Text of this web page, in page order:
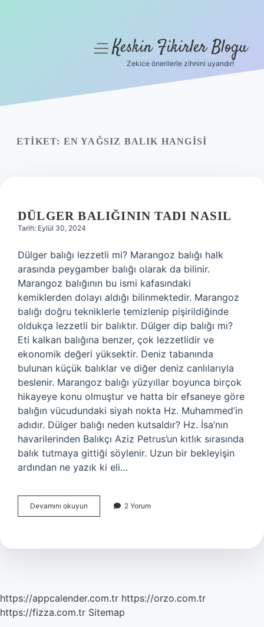
Yasal Uyarı
menüyüKeskin Fikirler Blogu
Zekice önerilerle zihnini uyandır!
ETIKET: EN YAĞSIZ BALIK HANGISI
DÜLGER BALIĞININ TADI NASIL
Tarih: Eylül 30, 2024
Dülger balığı lezzetli mi? Marangoz balığı halk
arasında peygamber balığı olarak da bilinir.
Marangoz balığının bu ismi kafasındaki
kemiklerden dolayı aldığı bilinmektedir. Marangoz
balığı doğru tekniklerle temizlenip pişirildiğinde
oldukça lezzetli bir balıktır. Dülger dip balığı mı?
Eti kalkan balığına benzer, çok lezzetlidir ve
ekonomik değeri yüksektir. Deniz tabanında
bulunan küçük balıklar ve diğer deniz canlılarıyla
beslenir. Marangoz balığı yüzyıllar boyunca birçok
hikayeye konu olmuştur ve hatta bir efsaneye göre
balığın vücudundaki siyah nokta Hz. Muhammed’in
adıdır. Dülger balığı neden kutsaldır? Hz. İsa’nın
havarilerinden Balıkçı Aziz Petrus’un kıtlık sırasında
balık tutmaya gittiği söylenir. Uzun bir bekleyişin
ardından ne yazık ki eli…
Devamını okuyun
Balığının
2 Yorum
https://appcalender.com.tr https://orzo.com.tr
https://fizza.com.tr Sitemap